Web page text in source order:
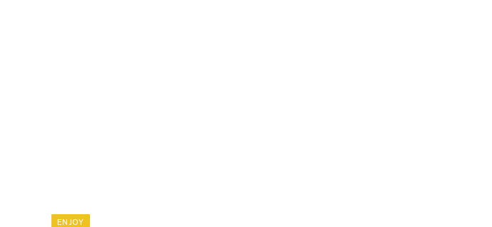
ENJOY